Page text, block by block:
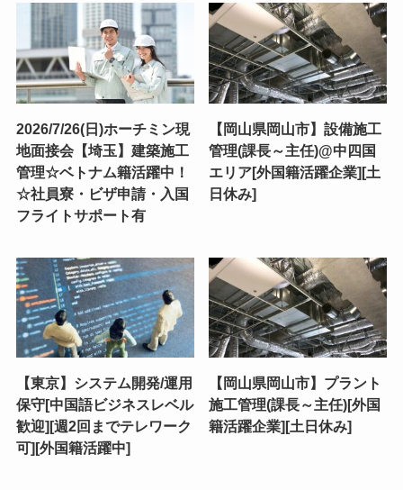
2026/7/26(日)ホーチミン現
地面接会【埼玉】建築施工
管理☆ベトナム籍活躍中！
☆社員寮・ビザ申請・入国
フライトサポート有
【岡山県岡山市】設備施工
管理(課長～主任)@中四国
エリア[外国籍活躍企業][土
日休み]
【東京】システム開発/運用
保守[中国語ビジネスレベル
歓迎][週2回までテレワーク
可][外国籍活躍中]
【岡山県岡山市】プラント
施工管理(課長～主任)[外国
籍活躍企業][土日休み]